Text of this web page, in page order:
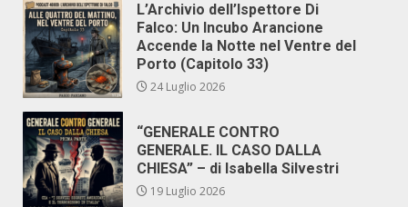
L’Archivio dell’Ispettore Di
Falco: Un Incubo Arancione
Accende la Notte nel Ventre del
Porto (Capitolo 33)
24 Luglio 2026
“GENERALE CONTRO
GENERALE. IL CASO DALLA
CHIESA” – di Isabella Silvestri
19 Luglio 2026